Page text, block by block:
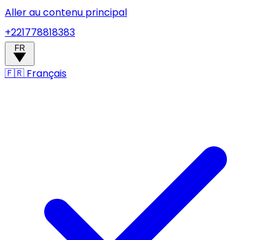
Aller au contenu principal
+221778818383
FR
🇫🇷 Français